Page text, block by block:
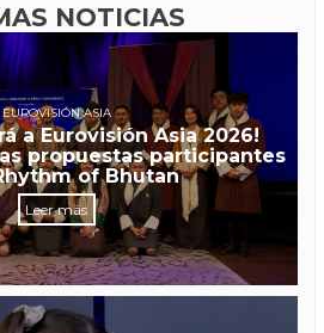
NOTICIAS
EUROVISIÓN ASIA
a Eurovisión Asia 2026!
propuestas participantes
of Bhutan
Leer más